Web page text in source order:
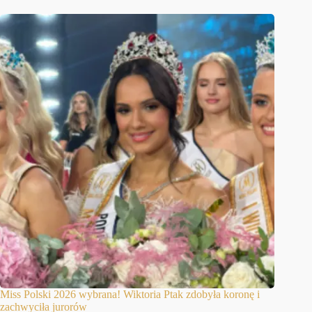
Miss Polski 2026 wybrana! Wiktoria Ptak zdobyła koronę i
zachwyciła jurorów